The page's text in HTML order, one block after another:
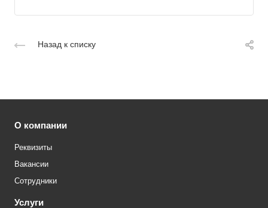
Назад к списку
О компании
Реквизиты
Вакансии
Сотрудники
Услуги